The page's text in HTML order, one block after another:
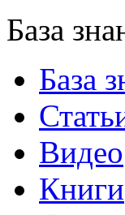
База
База
Видео
Книги